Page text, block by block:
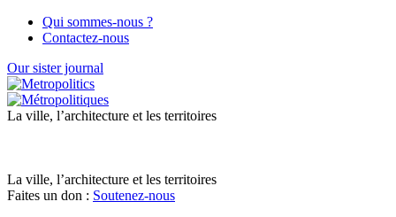
Qui sommes-nous ?
Contactez-nous
Our sister journal
La ville, l’architecture et les territoires
La ville, l’architecture et les territoires
Faites un don : Soutenez-nous